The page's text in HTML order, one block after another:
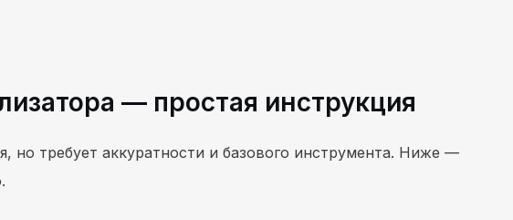
— простая инструкция
но требует аккуратности и базового инструмента. Ниже —